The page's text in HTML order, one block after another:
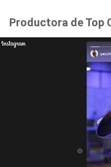
Productora de Top